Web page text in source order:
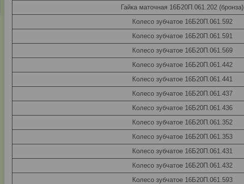
Гайка маточная 16Б20П.061.202 (бронза)
Колесо зубчатое 16Б20П.061.592
Колесо зубчатое 16Б20П.061.591
Колесо зубчатое 16Б20П.061.569
Колесо зубчатое 16Б20П.061.442
Колесо зубчатое 16Б20П.061.441
Колесо зубчатое 16Б20П.061.437
Колесо зубчатое 16Б20П.061.436
Колесо зубчатое 16Б20П.061.352
Колесо зубчатое 16Б20П.061.353
Колесо зубчатое 16Б20П.061.431
Колесо зубчатое 16Б20П.061.432
Колесо зубчатое 16Б20П.061.593